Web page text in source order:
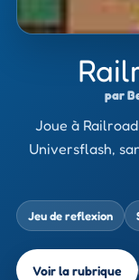
par
Joue à
Universflash,
Jeu de reflexion
Voir la rubrique